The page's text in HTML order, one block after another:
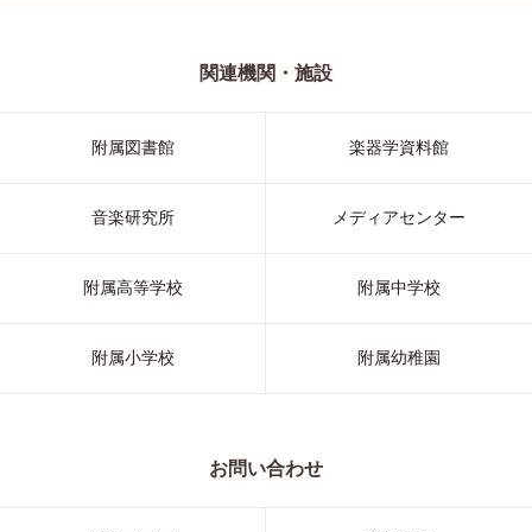
関連機関・施設
附属図書館 楽器学資料館
音楽研究所 メディアセンター
附属高等学校 附属中学校
附属小学校 附属幼稚園
お問い合わせ